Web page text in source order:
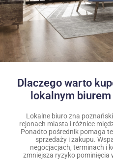
Dlaczego warto
lokalnym
Lokalne biuro zna
rejonach miasta i różnice
Ponadto pośrednik pomaga
sprzedaży i zakupu.
negocjacjach, terminach i
zmniejsza ryzyko